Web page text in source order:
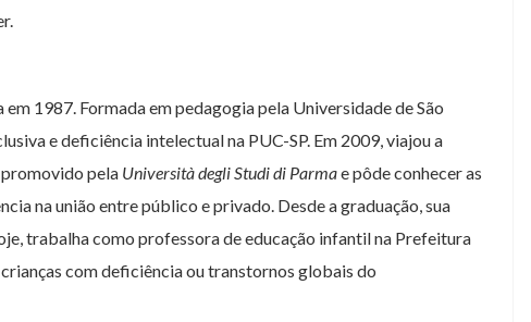
em 1987. Formada em pedagogia pela Universidade de São
e deficiência intelectual na PUC-SP. Em 2009, viajou a
pela Università degli Studi di Parmae pôde conhecer as
na união entre público e privado. Desde a graduação, sua
trabalha como professora de educação infantil na Prefeitura
com deficiência ou transtornos globais do